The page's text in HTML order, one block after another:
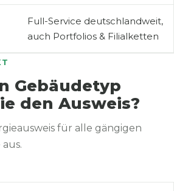
Full-Service deutschlandweit,
auch Portfolios & Filialketten
Gebäudetyp
den Ausweis?
für alle gängigen